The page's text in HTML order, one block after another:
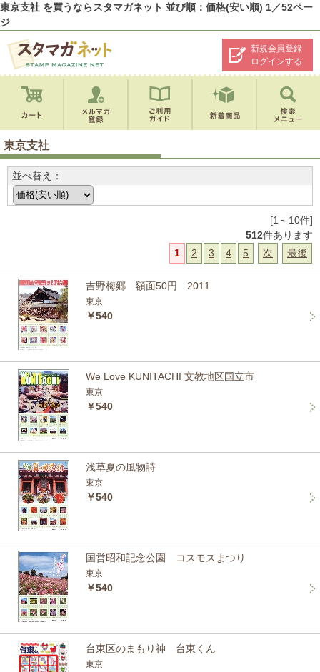
東京支社 を買うならスタマガネット 並び順：価格(安い順) 1／52ペー
ジ
新規会員登録
ログインする
東京支社
並べ替え：
[1～10件]
512件あります
1
2 3 4 5 次 最後
吉野梅郷 額面50円 2011
東京
￥540
We Love KUNITACHI 文教地区国立市
東京
￥540
浅草夏の風物詩
東京
￥540
国営昭和記念公園 コスモスまつり
東京
￥540
台東区のまもり神 台東くん
東京